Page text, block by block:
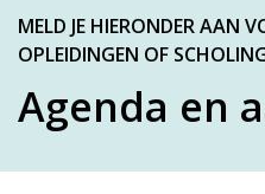
MELD JE HIERONDER AAN
OPLEIDINGEN OF
Agenda en